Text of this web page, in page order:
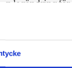
lagändring
skulle
Genom
anmälan
kan